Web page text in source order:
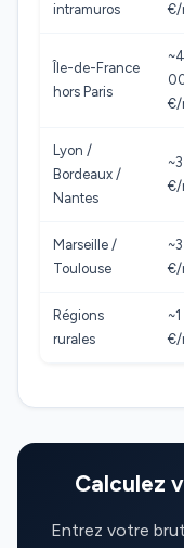
intramuros
€/
Île-de-France
hors Paris
~4
€/
Lyon /
Bordeaux /
Nantes
€/
Marseille /
Toulouse
€/
Régions
rurales
€/
Calculez
Entrez votre